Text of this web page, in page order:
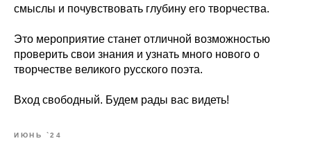
смыслы и почувствовать глубину его творчества.
Это мероприятие станет отличной возможностью
проверить свои знания и узнать много нового о
творчестве великого русского поэта.
Вход свободный. Будем рады вас видеть!
ИЮНЬ `24